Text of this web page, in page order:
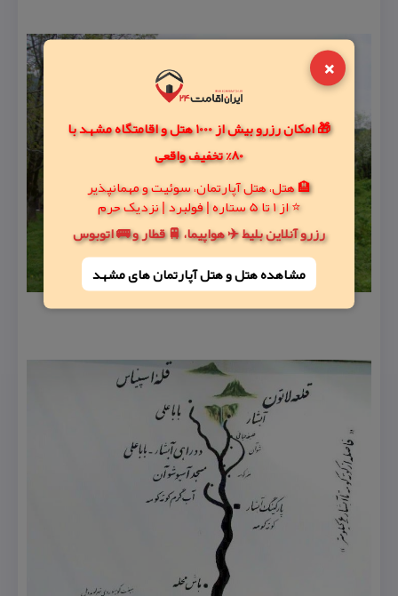
×
🎁 امکان رزرو بیش از 1000 هتل و اقامتگاه مشهد با
80% تخفیف واقعی
🏨 هتل، هتل آپارتمان، سوئیت و مهمانپذیر
⭐ از 1 تا 5 ستاره | فولبرد | نزدیک حرم
رزرو آنلاین بلیط ✈️ هواپیما، 🚆 قطار و 🚌 اتوبوس
مشاهده هتل و هتل‌ آپارتمان های مشهد